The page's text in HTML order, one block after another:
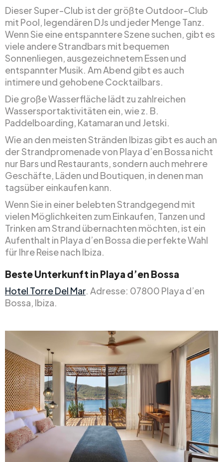
Dieser Super-Club ist der größte Outdoor-Club
mit Pool, legendären DJs und jeder Menge Tanz.
Wenn Sie eine entspanntere Szene suchen, gibt es
viele andere Strandbars mit bequemen
Sonnenliegen, ausgezeichnetem Essen und
entspannter Musik. Am Abend gibt es auch
intimere und gehobene Cocktailbars.
Die große Wasserfläche lädt zu zahlreichen
Wassersportaktivitäten ein, wie z. B.
Paddelboarding, Katamaran und Jetski.
Wie an den meisten Stränden Ibizas gibt es auch an
der Strandpromenade von Playa d’en Bossa nicht
nur Bars und Restaurants, sondern auch mehrere
Geschäfte, Läden und Boutiquen, in denen man
tagsüber einkaufen kann.
Wenn Sie in einer belebten Strandgegend mit
vielen Möglichkeiten zum Einkaufen, Tanzen und
Trinken am Strand übernachten möchten, ist ein
Aufenthalt in Playa d’en Bossa die perfekte Wahl
für Ihre Reise nach Ibiza.
Beste Unterkunft in Playa d’en Bossa
Hotel Torre Del Mar. Adresse: 07800 Playa d’en
Bossa, Ibiza.